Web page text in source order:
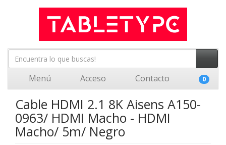
Menú Acceso Contacto 0
Cable HDMI 2.1 8K Aisens A150-
0963/ HDMI Macho - HDMI
Macho/ 5m/ Negro